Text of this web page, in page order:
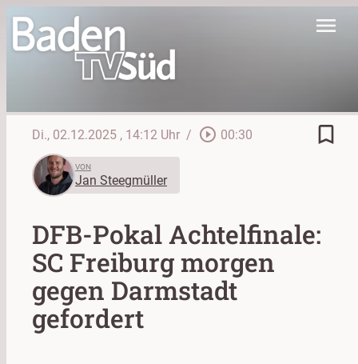
menu
Di., 02.12.2025 , 14:12 Uhr / play_circle_outline 00:30 bookmark_border
VON
Jan Steegmüller
DFB-Pokal Achtelfinale:
SC Freiburg morgen
gegen Darmstadt
gefordert